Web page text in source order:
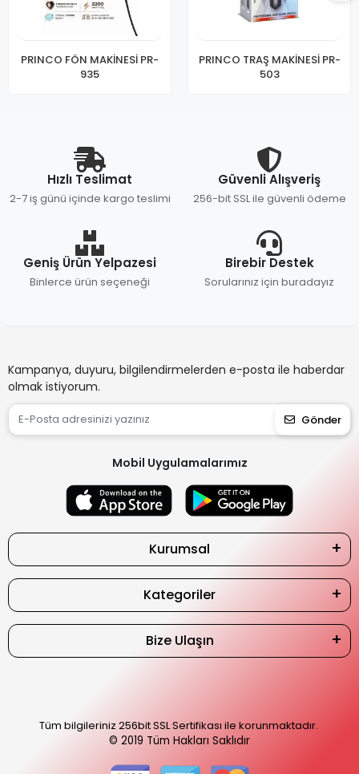
PRINCO FÖN MAKİNESİ PR-
935
PRINCO TRAŞ MAKİNESİ PR-
503
Hızlı Teslimat
2-7 iş günü içinde kargo teslimi
Güvenli Alışveriş
256-bit SSL ile güvenli ödeme
Geniş Ürün Yelpazesi
Binlerce ürün seçeneği
Birebir Destek
Sorularınız için buradayız
Kampanya, duyuru, bilgilendirmelerden e-posta ile haberdar
olmak istiyorum.
Gönder
Mobil Uygulamalarımız
Kurumsal
Kategoriler
Bize Ulaşın
Tüm bilgileriniz 256bit SSL Sertifikası ile korunmaktadır.
© 2019 Tüm Hakları Saklıdır